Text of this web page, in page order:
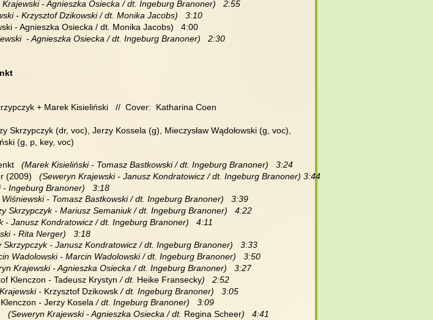
- Agnieszka Osiecka / dt. Ingeburg Branoner)   2:55
- Krzysztof Dzikowski / dt. Monika Jacobs)   3:10
- Agnieszka Osiecka / dt. Monika Jacobs)   4:00
- Agnieszka Osiecka / dt. Ingeburg Branoner)   2:30
+ Marek Kisieliński   //  Cover:  Katharina Coen
Skrzypczyk (dr, voc), Jerzy Kossela (g), Mieczysław Wądołowski (g, voc),
(g, p, key, voc)
   (Marek Kisieliński - Tomasz Bastkowski / dt. Ingeburg Branoner)   3:24
(2009)
   (Seweryn Krajewski - Janusz Kondratowicz / dt. Ingeburg Branoner) 3:44
Ingeburg Branoner)   3:18
Wiśniewski - Tomasz Bastkowski / dt. Ingeburg Branoner)   3:39
Skrzypczyk - Mariusz Semaniuk / dt. Ingeburg Branoner)   4:22
- Janusz Kondratowicz / dt. Ingeburg Branoner)   4:11
- Rita Nerger)   3:18
Skrzypczyk - Janusz Kondratowicz / dt. Ingeburg Branoner)   3:33
Wadolowski - Marcin Wadolowski / dt. Ingeburg Branoner)   3:50
Krajewski - Agnieszka Osiecka / dt. Ingeburg Branoner)   3:27
Klenczon - Tadeusz Krystyn / dt. Heike Fransecky)   2:52
-
Krzysztof Dzikowsk / dt. Ingeburg Branoner)   3:05
- Jerzy Kosela / dt. Ingeburg Branoner)   3:09
   (Seweryn Krajewski - Agnieszka Osiecka / dt.
Regina Scheer)   4:41